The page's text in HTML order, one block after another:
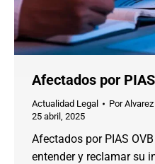
Afectados por
Actualidad Legal Por
25 abril, 2025
Afectados por PIAS
entender y reclamar su